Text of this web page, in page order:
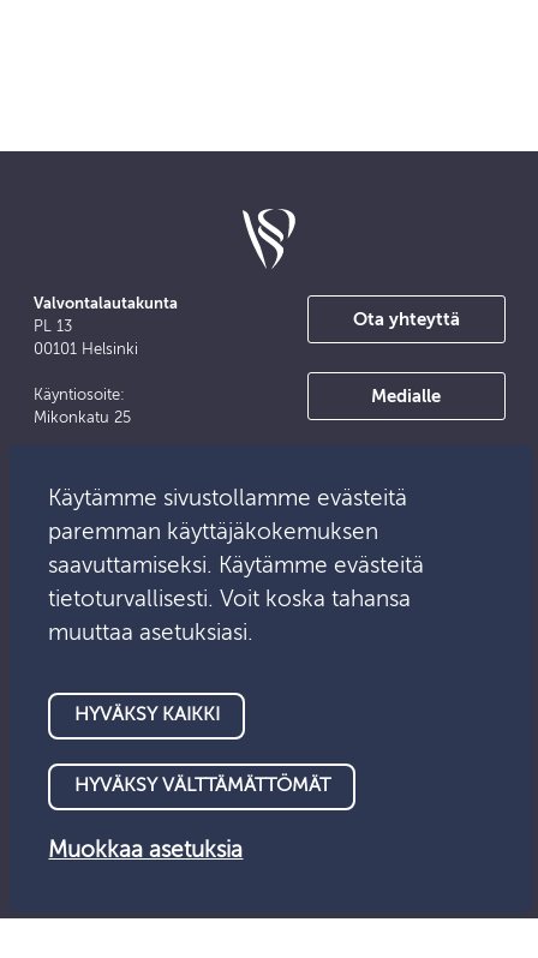
Valvontalautakunta
PL 13
00101 Helsinki
Käyntiosoite:
Mikonkatu 25
info@valvontalautakunta.fi
Ota yhteyttä
Medialle
Käytämme sivustollamme evästeitä
paremman käyttäjäkokemuksen
saavuttamiseksi. Käytämme evästeitä
tietoturvallisesti. Voit koska tahansa
muuttaa asetuksiasi.
HYVÄKSY VÄLTTÄMÄTTÖMÄT
HYVÄKSY KAIKKI
Muokkaa asetuksia